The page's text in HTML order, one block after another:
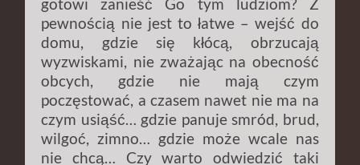
gotowi zanieść Go tym ludziom? Z
pewnością nie jest to łatwe – wejść do
domu, gdzie się kłócą, obrzucają
wyzwiskami, nie zważając na obecność
obcych, gdzie nie mają czym
poczęstować, a czasem nawet nie ma na
czym usiąść… gdzie panuje smród, brud,
wilgoć, zimno… gdzie może wcale nas
nie chcą… Czy warto odwiedzić taki